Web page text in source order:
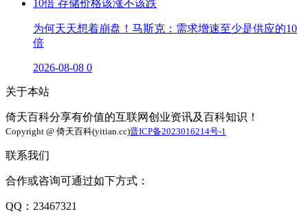
为何天天想着崩盘！马斯克：需求增速至少是供应的10
倍
2026-08-08 0
关于本站
倚天百科分享有价值的互联网创业资讯及百科知识！
Copyright @ 倚天百科(yitian.cc)晋ICP备2023016214号-1
联系我们
合作或咨询可通过如下方式：
QQ：23467321